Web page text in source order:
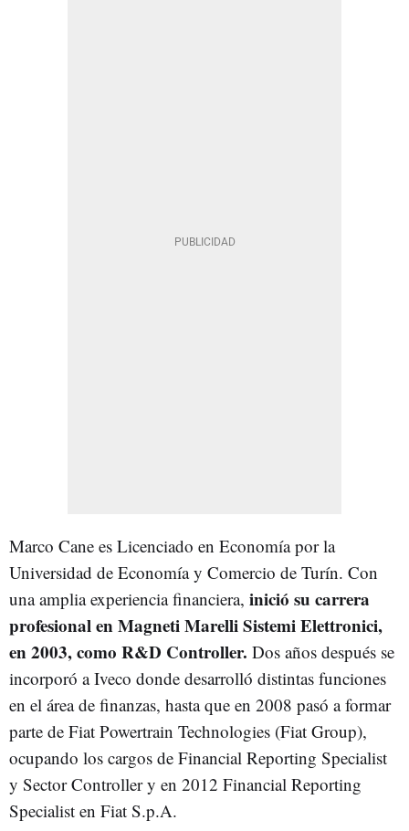
Marco Cane es Licenciado en Economía por la
Universidad de Economía y Comercio de Turín. Con
una amplia experiencia financiera, inició su carrera
profesional en Magneti Marelli Sistemi Elettronici,
en 2003, como R&D Controller. Dos años después se
incorporó a Iveco donde desarrolló distintas funciones
en el área de finanzas, hasta que en 2008 pasó a formar
parte de Fiat Powertrain Technologies (Fiat Group),
ocupando los cargos de Financial Reporting Specialist
y Sector Controller y en 2012 Financial Reporting
Specialist en Fiat S.p.A.